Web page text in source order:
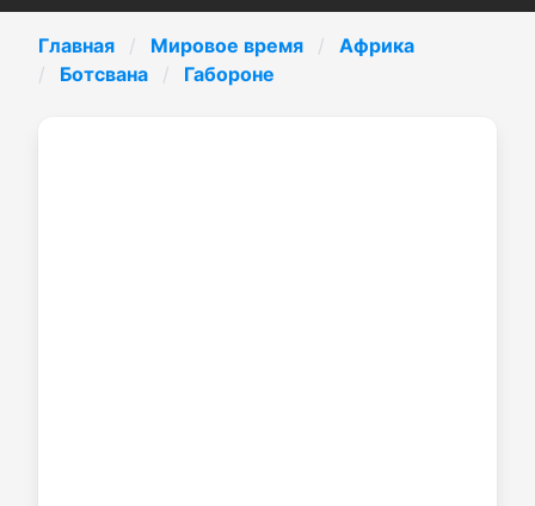
Главная Мировое время
Африка
Ботсвана
Габороне